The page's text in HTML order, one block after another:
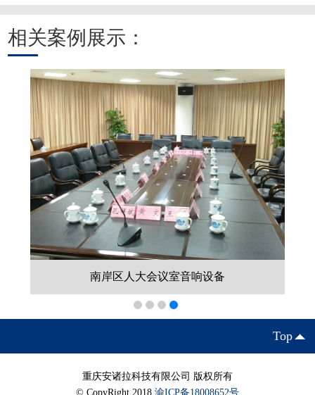
相关案例展示：
南岸区人大会议室音响设备
Top
重庆安诸拉科技有限公司 版权所有
© CopyRight 2018 渝ICP备18008652号